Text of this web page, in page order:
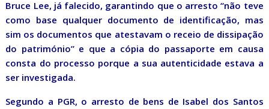
Bruce Lee, já falecido, garantindo que o arresto “não teve
como base qualquer documento de identificação, mas
sim os documentos que atestavam o receio de dissipação
do património” e que a cópia do passaporte em causa
consta do processo porque a sua autenticidade estava a
ser investigada.
Segundo a PGR, o arresto de bens de Isabel dos Santos